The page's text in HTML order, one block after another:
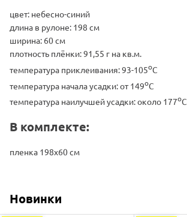
цвет: небесно-синий
длина в рулоне: 198 см
ширина: 60 см
плотность плёнки: 91,55 г на кв.м.
температура приклеивания: 93-105oC
температура начала усадки: от 149oC
температура наилучшей усадки: около 177oC
В комплекте:
пленка 198x60 см
Новинки